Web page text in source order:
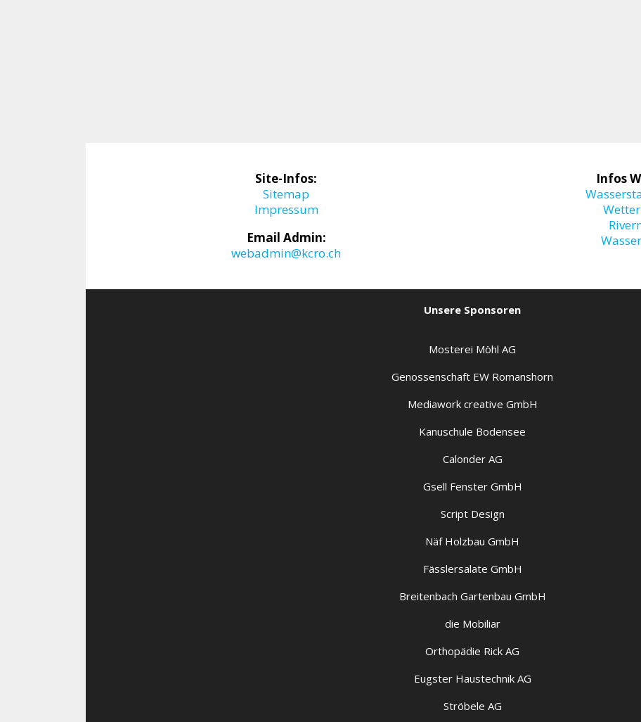
Site-Infos:
Sitemap
Impressum
Email Admin:
webadmin@kcro.ch
Infos
Unsere Sponsoren
Mosterei Möhl AG
Genossenschaft EW Romanshorn
Mediawork creative GmbH
Kanuschule Bodensee
Calonder AG
Gsell Fenster GmbH
Script Design
Näf Holzbau GmbH
Fässlersalate GmbH
Breitenbach Gartenbau GmbH
die Mobiliar
Orthopädie Rick AG
Eugster Haustechnik AG
Ströbele AG